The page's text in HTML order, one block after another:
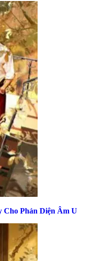
Cho Phản Diện Âm U